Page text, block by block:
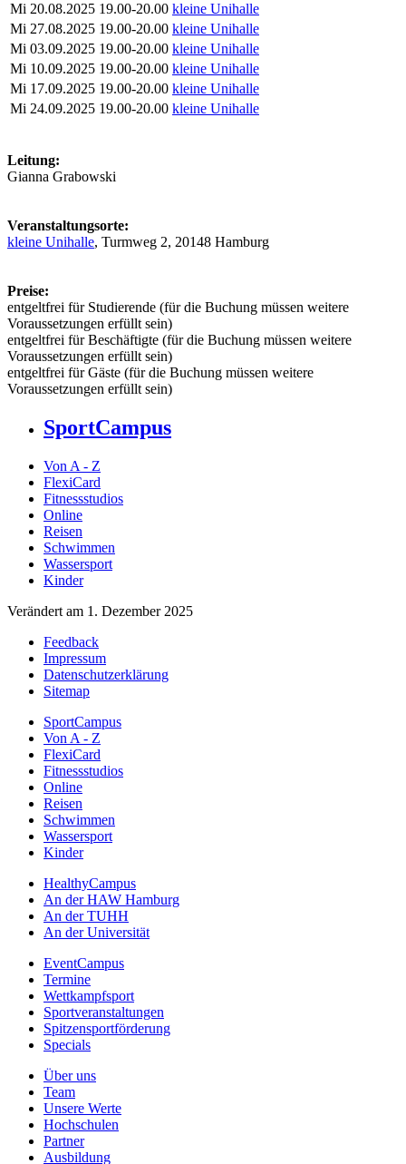
Mi 20.08.2025 19.00-20.00 kleine Unihalle
Mi 27.08.2025 19.00-20.00 kleine Unihalle
Mi 03.09.2025 19.00-20.00 kleine Unihalle
Mi 10.09.2025 19.00-20.00 kleine Unihalle
Mi 17.09.2025 19.00-20.00 kleine Unihalle
Mi 24.09.2025 19.00-20.00 kleine Unihalle
Leitung:
Gianna Grabowski
Veranstaltungsorte:
kleine Unihalle, Turmweg 2, 20148 Hamburg
Preise:
entgeltfrei für Studierende (für die Buchung müssen weitere
Voraussetzungen erfüllt sein)
entgeltfrei für Beschäftigte (für die Buchung müssen weitere
Voraussetzungen erfüllt sein)
entgeltfrei für Gäste (für die Buchung müssen weitere
Voraussetzungen erfüllt sein)
SportCampus
Von A - Z
FlexiCard
Fitnessstudios
Online
Reisen
Schwimmen
Wassersport
Kinder
Verändert am 1. Dezember 2025
Feedback
Impressum
Datenschutzerklärung
Sitemap
SportCampus
Von A - Z
FlexiCard
Fitnessstudios
Online
Reisen
Schwimmen
Wassersport
Kinder
HealthyCampus
An der HAW Hamburg
An der TUHH
An der Universität
EventCampus
Termine
Wettkampfsport
Sportveranstaltungen
Spitzensportförderung
Specials
Über uns
Team
Unsere Werte
Hochschulen
Partner
Ausbildung